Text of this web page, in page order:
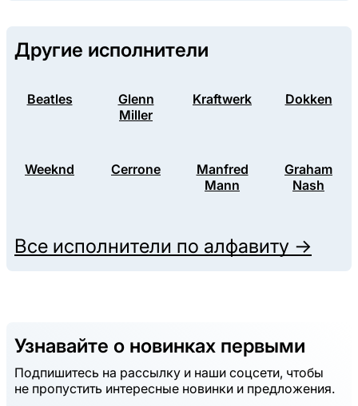
Другие исполнители
Beatles
Glenn
Miller
Kraftwerk Dokken
Weeknd Cerrone
Manfred
Mann
Graham
Nash
Все исполнители по алфавиту →
Узнавайте о новинках первыми
Подпишитесь на рассылку и наши соцсети, чтобы
не пропустить интересные новинки и предложения.